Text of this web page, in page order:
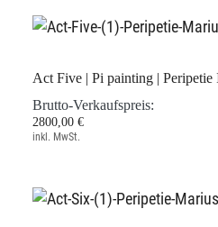
Act Five | Pi painting |
Brutto-Verkaufspreis:
2800,00 €
inkl. MwSt.